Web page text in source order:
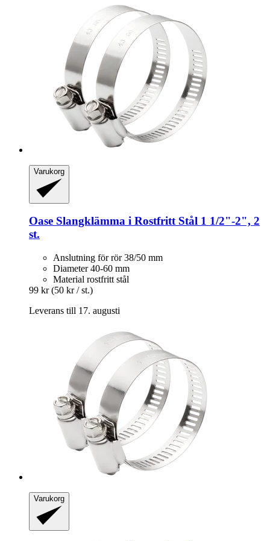
Varukorg
Oase Slangklämma i Rostfritt Stål 1 1/2"-​2", 2
st.
Anslutning för rör 38/50 mm
Diameter 40-60 mm
Material rostfritt stål
99 kr (50 kr / st.)
Leverans till 17. augusti
Varukorg